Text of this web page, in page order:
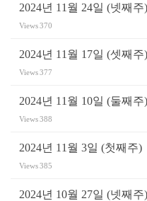
2024년 11월 24일 (넷째주)
Views370
2024년 11월 17일 (셋째주)
Views377
2024년 11월 10일 (둘째주)
Views388
2024년 11월 3일 (첫째주)
Views385
2024년 10월 27일 (넷째주)